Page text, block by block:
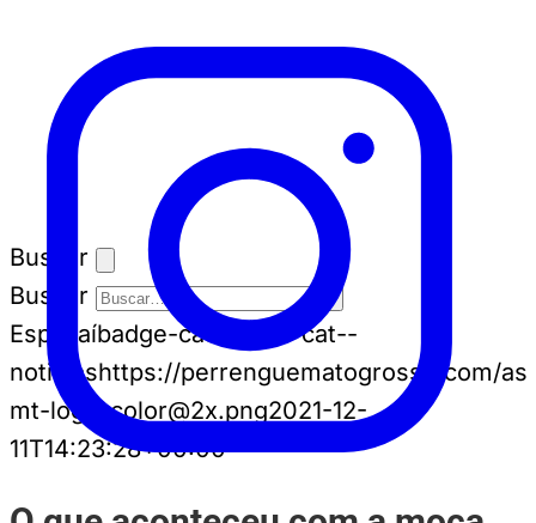
Buscar
Buscar
Espia aíbadge-cat badge-cat--
noticiashttps://perrenguematogrosso.com/
mt-logo-color@2x.png2021-12-
11T14:23:28+00:00